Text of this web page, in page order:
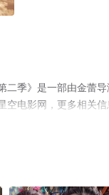
二季》是一部由金蕾
空电影网，更多相关